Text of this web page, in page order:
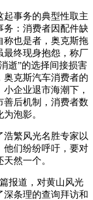
事务的典型性取主
务：消费者因配件缺
称也是者，奥克斯拖
最终现身抱怨，称厂
逝”的选择间接损害
奥克斯汽车消费者的
企业退市海潮下，
善后机制，消费者数
泡影。
繁风光名胜专家以
他们纷纷呼吁，要对
然一个。
报道，对黄山风光
深条理的查询拜访和